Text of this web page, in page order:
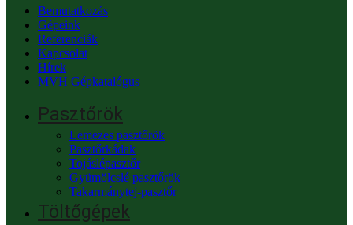
Bemutatkozás
Gépeink
Referenciák
Kapcsolat
Hírek
MVH Gépkatalógus
Pasztőrök
Lemezes pasztőrök
Pasztőrkádak
Tojáslépasztőr
Gyümölcslé pasztőrök
Takarmánytej-pasztőr
Töltőgépek